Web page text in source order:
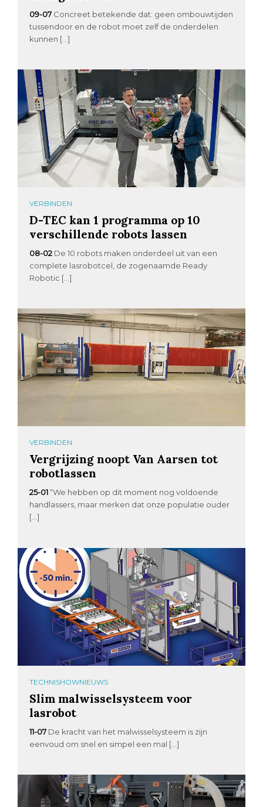
09-07 Concreet betekende dat: geen ombouwtijden
tussendoor en de robot moet zelf de onderdelen
kunnen […]
VERBINDEN
D-TEC kan 1 programma op 10
verschillende robots lassen
08-02 De 10 robots maken onderdeel uit van een
complete lasrobotcel, de zogenaamde Ready
Robotic […]
VERBINDEN
Vergrijzing noopt Van Aarsen tot
robotlassen
25-01 “We hebben op dit moment nog voldoende
handlassers, maar merken dat onze populatie ouder
[…]
TECHNISHOWNIEUWS
Slim malwisselsysteem voor
lasrobot
11-07 De kracht van het malwisselsysteem is zijn
eenvoud om snel en simpel een mal […]